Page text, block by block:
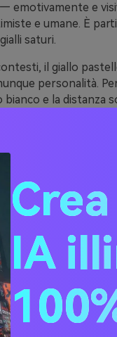
emotivamente e
e umane. È
saturi.
il giallo
personalità.
e la distanza
di
HEX)
IA